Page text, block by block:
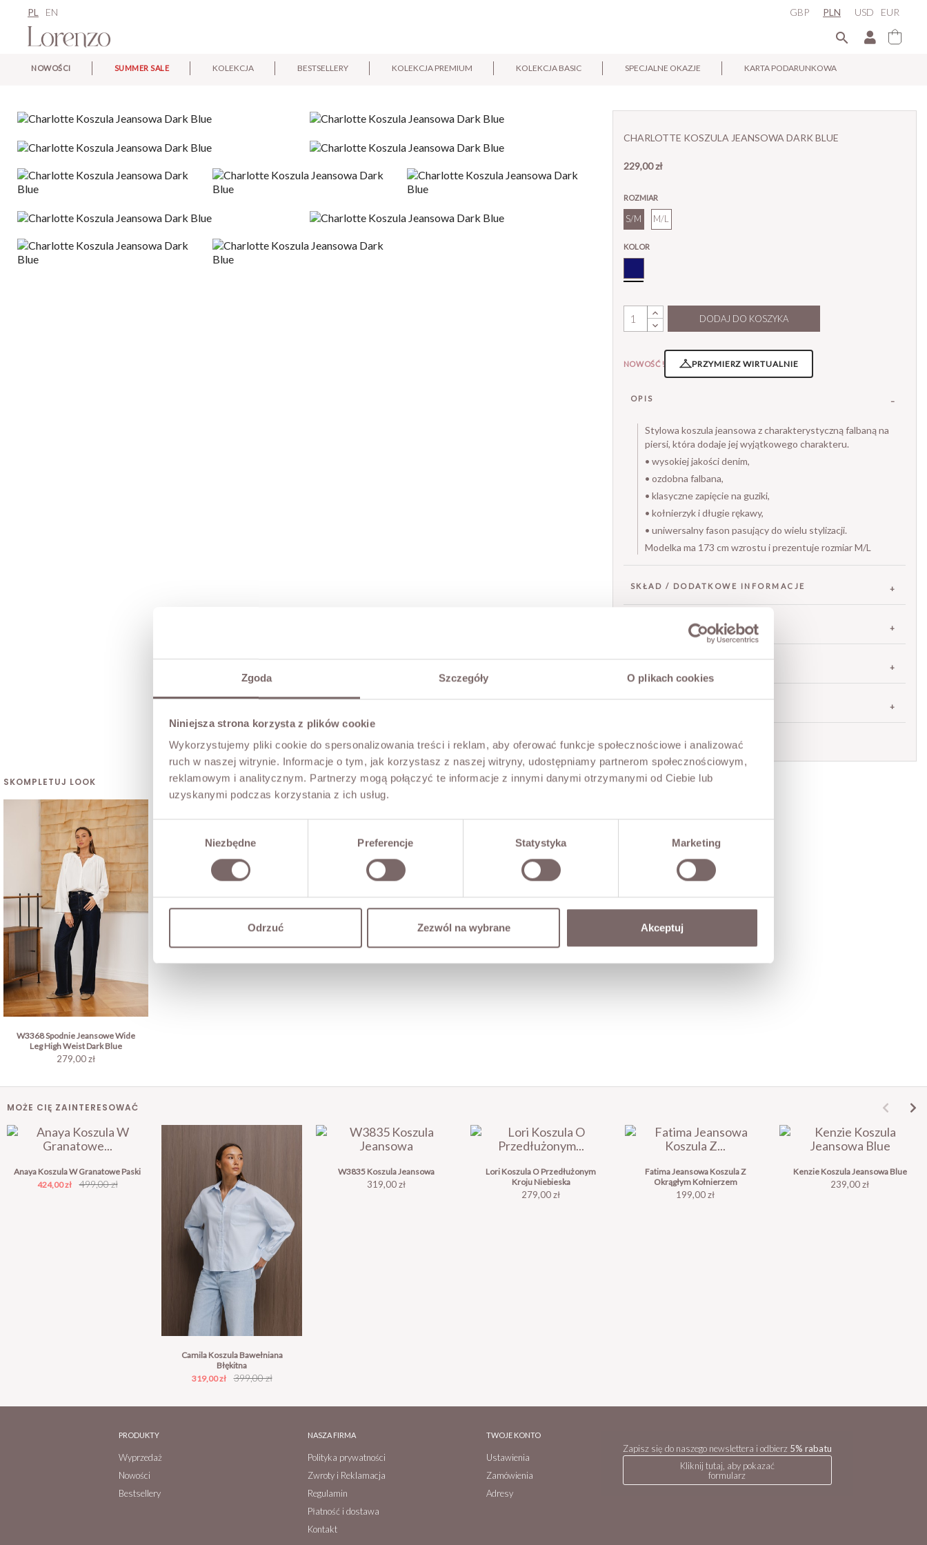
Zgoda Szczegóły O plikach cookies
Niniejsza strona korzysta z plików cookie
Wykorzystujemy pliki cookie do spersonalizowania treści i reklam, aby oferować funkcje społecznościowe i analizować
ruch w naszej witrynie. Informacje o tym, jak korzystasz z naszej witryny, udostępniamy partnerom społecznościowym,
reklamowym i analitycznym. Partnerzy mogą połączyć te informacje z innymi danymi otrzymanymi od Ciebie lub
uzyskanymi podczas korzystania z ich usług.
Niezbędne Preferencje Statystyka Marketing
Odrzuć Zezwól na wybrane Akceptuj
PL EN EUR
GBP PLN USD

NOWOŚCI SUMMER SALE KOLEKCJA BESTSELLERY KOLEKCJA PREMIUM KOLEKCJA BASIC SPECJALNE OKAZJE KARTA PODARUNKOWA
CHARLOTTE KOSZULA JEANSOWA DARK BLUE
229,00 zł
ROZMIAR
S/M M/L
KOLOR
DODAJ DO KOSZYKA
NOWOŚĆ! PRZYMIERZ WIRTUALNIE
OPIS
Stylowa koszula jeansowa z charakterystyczną falbaną na
piersi, która dodaje jej wyjątkowego charakteru.
• wysokiej jakości denim,
• ozdobna falbana,
• klasyczne zapięcie na guziki,
• kołnierzyk i długie rękawy,
• uniwersalny fason pasujący do wielu stylizacji.
Modelka ma 173 cm wzrostu i prezentuje rozmiar M/L
SKŁAD / DODATKOWE INFORMACJE
TABELA ROZMIARÓW
Zadaj pytanie o produkt
SKOMPLETUJ LOOK
W3368 Spodnie Jeansowe Wide
Leg High Weist Dark Blue
279,00 zł
MOŻE CIĘ ZAINTERESOWAĆ
Anaya Koszula W Granatowe Paski
Cena
424,00 zł
Cena
499,00 zł
Camila Koszula Bawełniana
Błękitna
Cena
319,00 zł
Cena
399,00 zł
W3835 Koszula Jeansowa
Cena
319,00 zł
Lori Koszula O Przedłużonym
Kroju Niebieska
Cena
279,00 zł
Fatima Jeansowa Koszula Z
Okrągłym Kołnierzem
Cena
199,00 zł
Kenzie Koszula Jeansowa Blue
Cena
239,00 zł
×
E-mail:
Pytanie:
PRODUKTY
Wyprzedaż
Nowości
Bestsellery
NASZA FIRMA
Polityka prywatności
Zwroty i Reklamacja
Regulamin
Płatność i dostawa
Kontakt
TWOJE KONTO
Ustawienia
Zamówienia
Adresy
Zapisz się do naszego newslettera i odbierz 5% rabatu
Kliknij tutaj, aby pokazać
formularz